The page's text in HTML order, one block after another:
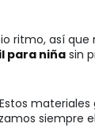
ritmo, así que
para niña sin
materiales
siempre